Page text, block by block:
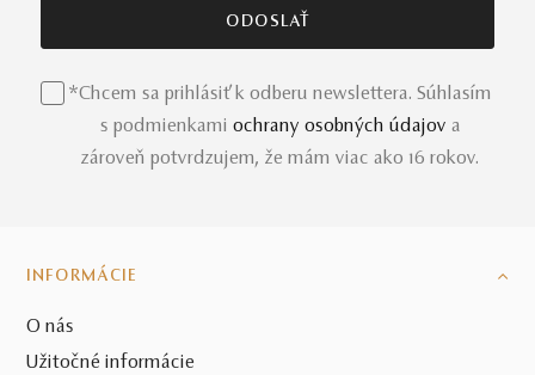
*Chcem sa prihlásiť k odberu newslettera. Súhlasím
s podmienkami ochrany osobných údajov a
zároveň potvrdzujem, že mám viac ako 16 rokov.
INFORMÁCIE
O nás
Užitočné informácie